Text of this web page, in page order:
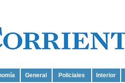
General Policiales Interior